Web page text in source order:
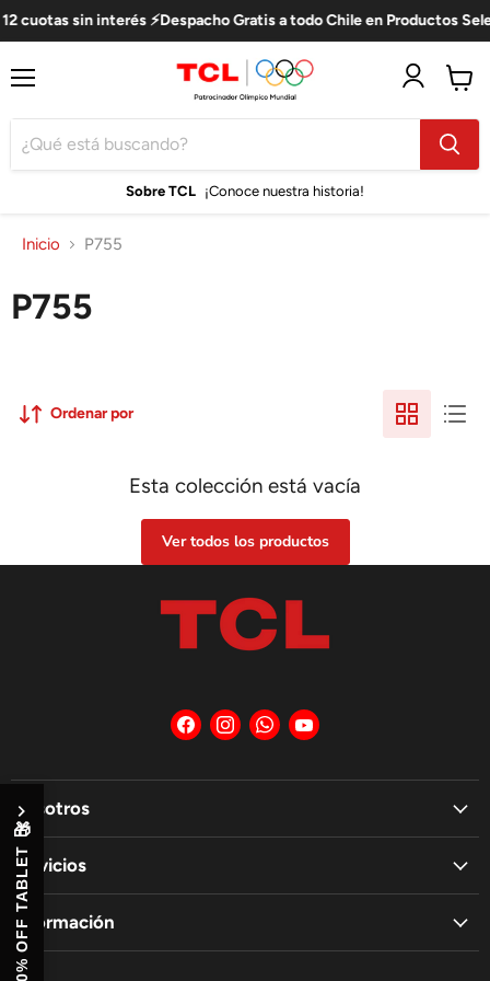
12 cuotas sin interés ⚡Despacho Gratis a todo Chile en Productos
Sobre TCL ¡Conoce nuestra historia!
carro
Inicio P755
P755
Ordenar por
Esta colección está vacía
Ver todos los productos
Encuéntrenos
en
Encuéntrenos
en
Encuéntrenos
en
Encuéntrenos
en
Nosotros
Servicios
Información
🎁
10% OFF TABLET